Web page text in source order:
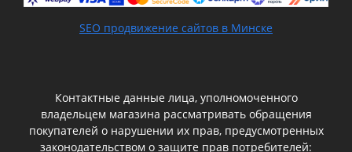
SEO продвижение сайтов в Минске
Контактные данные лица, уполномоченного
владельцем магазина рассматривать обращения
покупателей о нарушении их прав, предусмотренных
законодательством о защите прав потребителей: